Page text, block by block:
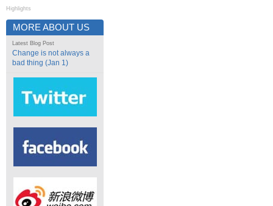
Highlights
MORE ABOUT US
Latest Blog Post
Change is not always a
bad thing (Jan 1)